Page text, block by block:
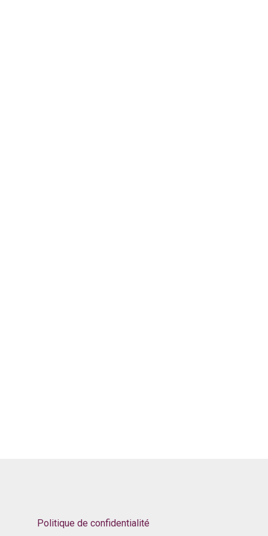
Politique de confidentialité